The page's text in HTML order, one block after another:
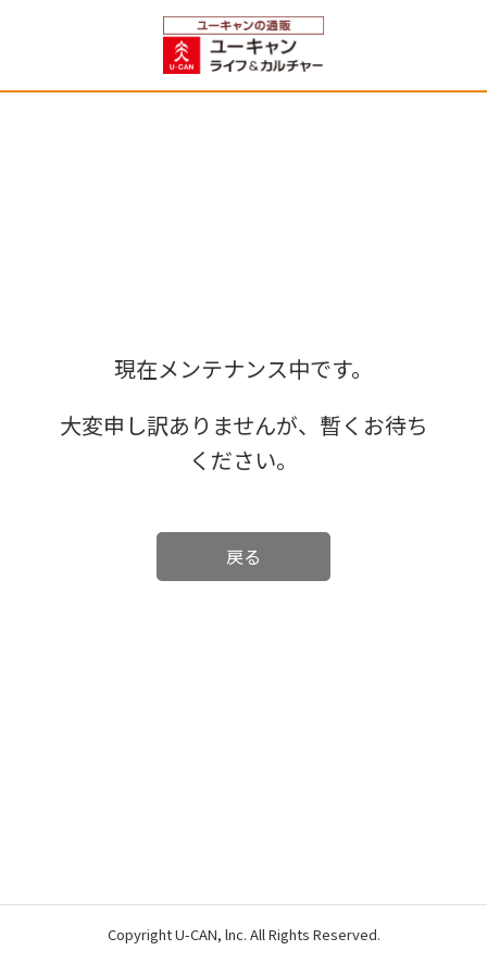
現在メンテナンス中です。
大変申し訳ありませんが、暫くお待ち
ください。
戻る
Copyright U-CAN, lnc. All Rights Reserved.